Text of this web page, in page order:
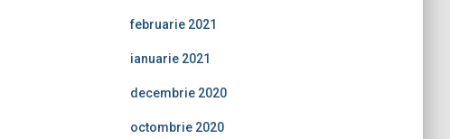
februarie 2021
ianuarie 2021
decembrie 2020
octombrie 2020